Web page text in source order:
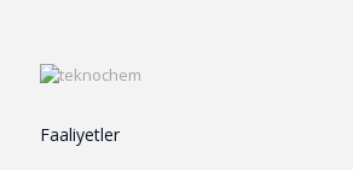
Faaliyetler